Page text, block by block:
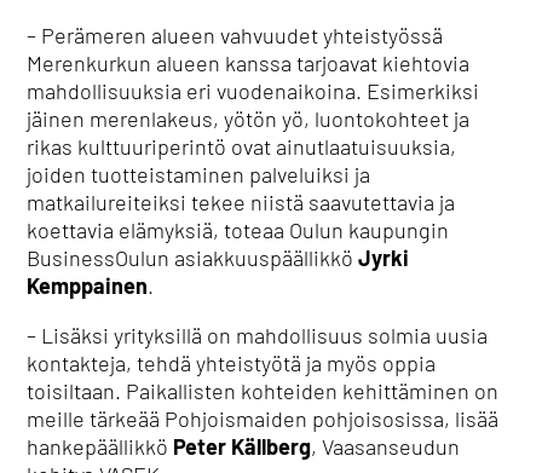
– Perämeren alueen vahvuudet yhteistyössä
Merenkurkun alueen kanssa tarjoavat kiehtovia
mahdollisuuksia eri vuodenaikoina. Esimerkiksi
jäinen merenlakeus, yötön yö, luontokohteet ja
rikas kulttuuriperintö ovat ainutlaatuisuuksia,
joiden tuotteistaminen palveluiksi ja
matkailureiteiksi tekee niistä saavutettavia ja
koettavia elämyksiä, toteaa Oulun kaupungin
BusinessOulun asiakkuuspäällikköJyrki
Kemppainen.
– Lisäksi yrityksillä on mahdollisuus solmia uusia
kontakteja, tehdä yhteistyötä ja myös oppia
toisiltaan. Paikallisten kohteiden kehittäminen on
meille tärkeää Pohjoismaiden pohjoisosissa, lisää
hankepäällikkö Peter Källberg, Vaasanseudun